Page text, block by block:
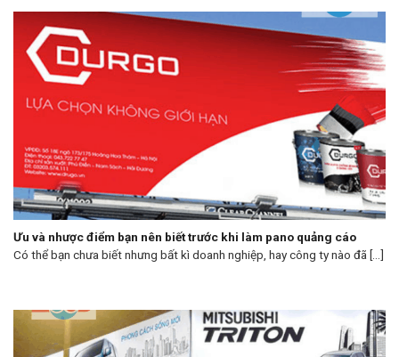
Ưu và nhược điểm bạn nên biết trước khi làm pano quảng cáo
Có thể bạn chưa biết nhưng bất kì doanh nghiệp, hay công ty nào đã [...]